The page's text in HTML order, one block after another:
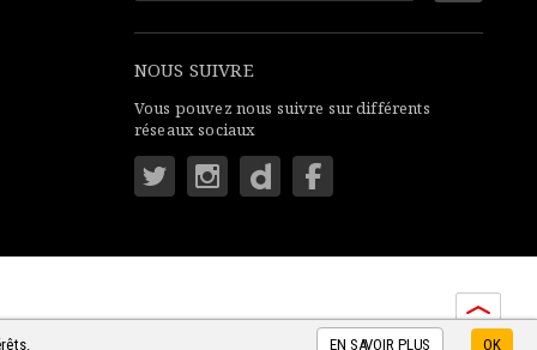
NOUS SUIVRE
Vous pouvez nous suivre sur différents
réseaux sociaux
EN SAVOIR PLUS OK